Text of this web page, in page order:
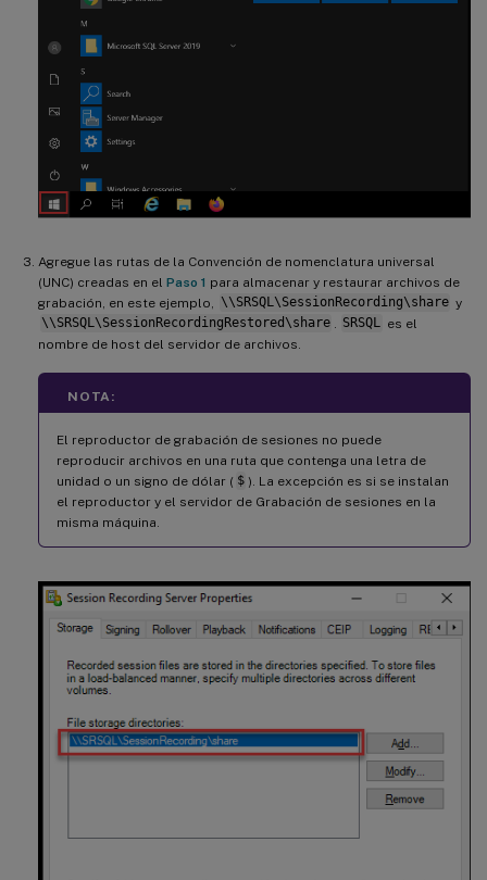
Agregue las rutas de la Convención de nomenclatura universal
(UNC) creadas en el Paso 1 para almacenar y restaurar archivos de
grabación, en este ejemplo,
\\SRSQL\SessionRecording\share y
\\SRSQL\SessionRecordingRestored\share
SRSQL es el
nombre de host del servidor de archivos.
NOTA:
El reproductor de grabación de sesiones no puede
reproducir archivos en una ruta que contenga una letra de
unidad o un signo de dólar ( $ ). La excepción es si se instalan
el reproductor y el servidor de Grabación de sesiones en la
misma máquina.